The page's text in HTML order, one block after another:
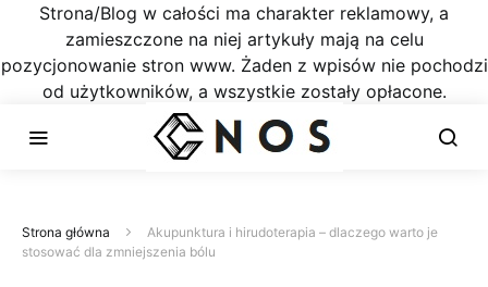
Strona/Blog w całości ma charakter reklamowy, a
zamieszczone na niej artykuły mają na celu
pozycjonowanie stron www. Żaden z wpisów nie pochodzi
od użytkowników, a wszystkie zostały opłacone.
Strona główna
Akupunktura i hirudoterapia – dlaczego warto je
stosować dla zmniejszenia bólu